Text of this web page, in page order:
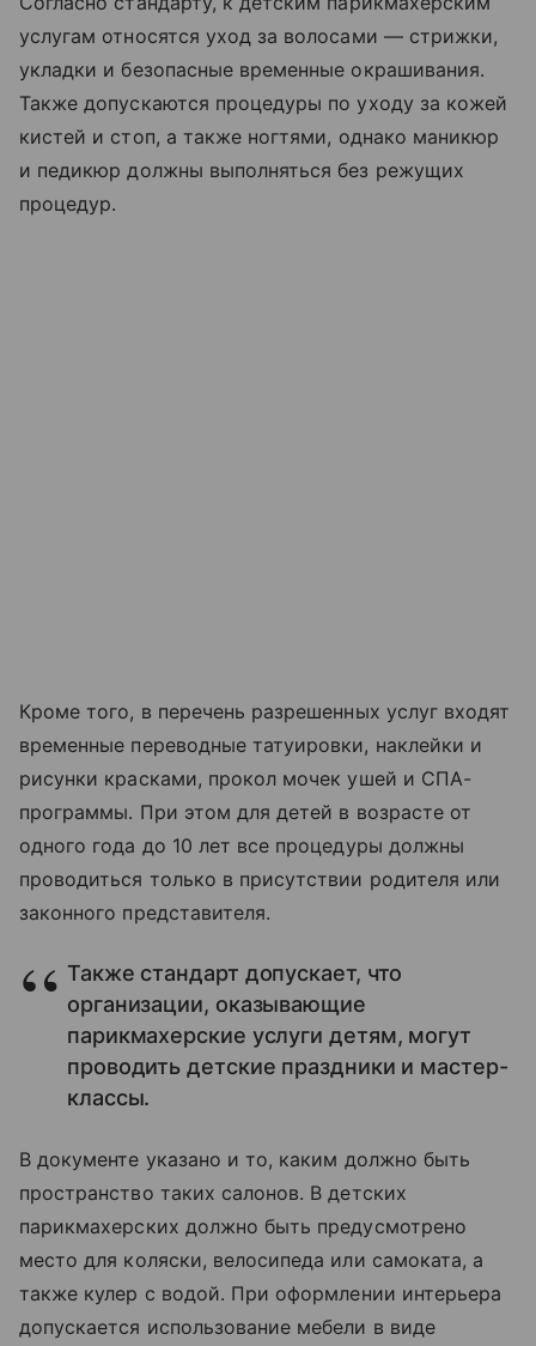
услугам относятся уход за волосами — стрижки,
укладки и безопасные временные окрашивания.
Также допускаются процедуры по уходу за кожей
кистей и стоп, а также ногтями, однако маникюр
и педикюр должны выполняться без режущих
процедур.
Кроме того, в перечень разрешенных услуг входят
временные переводные татуировки, наклейки и
рисунки красками, прокол мочек ушей и СПА-
программы. При этом для детей в возрасте от
одного года до 10 лет все процедуры должны
проводиться только в присутствии родителя или
законного представителя.
Также стандарт допускает, что
организации, оказывающие
парикмахерские услуги детям, могут
проводить детские праздники и мастер-
классы.
В документе указано и то, каким должно быть
пространство таких салонов. В детских
парикмахерских должно быть предусмотрено
место для коляски, велосипеда или самоката, а
также кулер с водой. При оформлении интерьера
допускается использование мебели в виде